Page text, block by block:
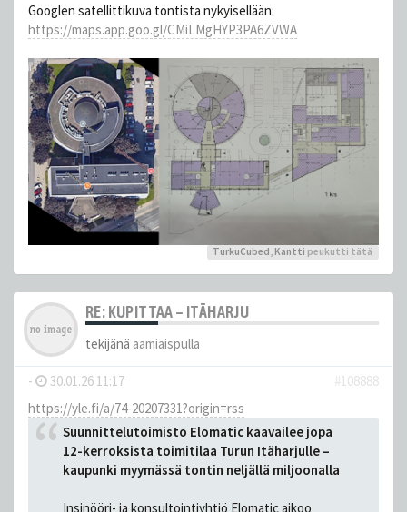
Googlen satellittikuva tontista nykyisellään:
https://maps.app.goo.gl/CMiLMgHYP3PA6ZVWA
TurkuCubed, Kantti peukutti tätä
RE: KUPITTAA – ITÄHARJU
tekijänä aamiaispulla
- 30.01.26 11:17
#108888
https://yle.fi/a/74-20207331?origin=rss
Suunnittelutoimisto Elomatic kaavailee jopa
12-kerroksista toimitilaa Turun Itäharjulle –
kaupunki myymässä tontin neljällä miljoonalla
Insinööri- ja konsultointiyhtiö Elomatic aikoo